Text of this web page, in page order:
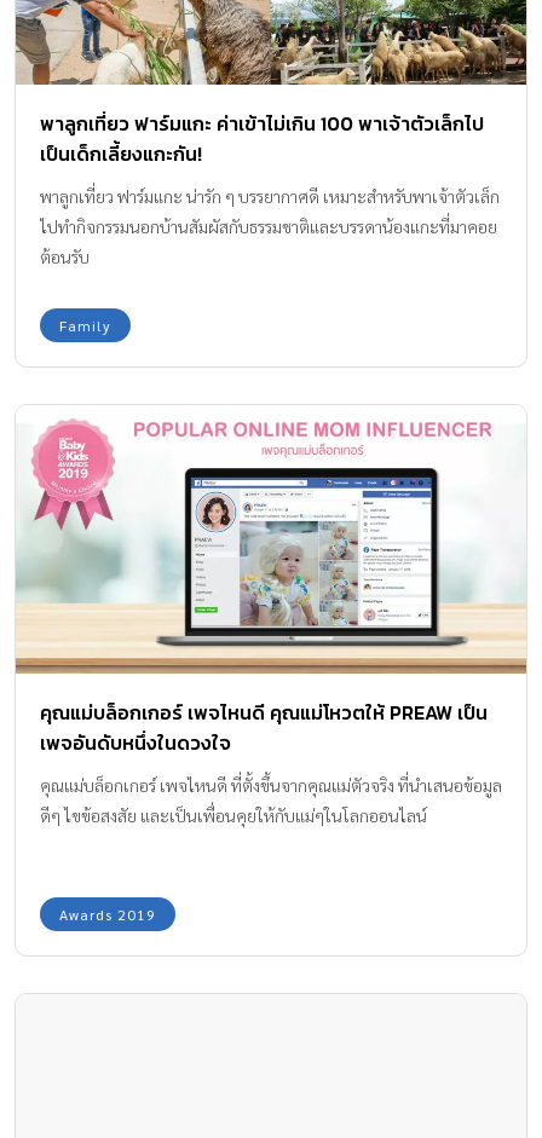
พาลูกเที่ยว ฟาร์มแกะ ค่าเข้าไม่เกิน 100 พาเจ้าตัวเล็กไป
เป็นเด็กเลี้ยงแกะกัน!
พาลูกเที่ยว ฟาร์มแกะ น่ารัก ๆ บรรยากาศดี เหมาะสำหรับพาเจ้าตัวเล็ก
ไปทำกิจกรรมนอกบ้านสัมผัสกับธรรมชาติและบรรดาน้องแกะที่มาคอย
ต้อนรับ
Family
คุณแม่บล็อกเกอร์ เพจไหนดี คุณแม่โหวตให้ PREAW เป็น
เพจอันดับหนึ่งในดวงใจ
คุณแม่บล็อกเกอร์ เพจไหนดี ที่ตั้งขึ้นจากคุณแม่ตัวจริง ที่นำเสนอข้อมูล
ดีๆ ไขข้อสงสัย และเป็นเพื่อนคุยให้กับแม่ๆในโลกออนไลน์
Awards 2019